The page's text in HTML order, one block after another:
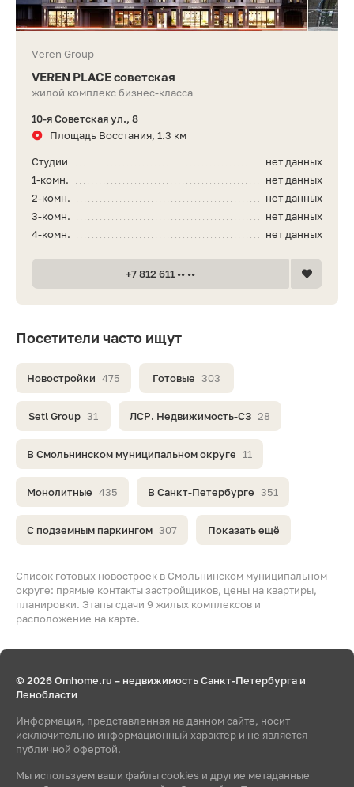
Список готовых новостроек в Смольнинском муниципальном
округе: прямые контакты застройщиков, цены на квартиры,
планировки. Этапы сдачи 9 жилых комплексов и
расположение на карте.
Посетители часто ищут
Новостройки 475 Готовые 303
Setl Group 31 ЛСР. Недвижимость-СЗ 28
В Смольнинском муниципальном округе 11
Монолитные 435 В Санкт-Петербурге 351
С подземным паркингом 307 Показать ещё
Veren Group
VEREN PLACE советская
жилой комплекс бизнес-класса
10-я Советская ул., 8
Площадь Восстания, 1.3 км
нет данных
Студии
нет данных
1-комн.
нет данных
2-комн.
нет данных
3-комн.
нет данных
4-комн.
+7 812 611 •• ••
© 2026 Omhome.ru – недвижимость Санкт-Петербурга и
Ленобласти
Информация, представленная на данном сайте, носит
исключительно информационный характер и не является
публичной офертой.
Мы используем ваши файлы cookies и другие метаданные